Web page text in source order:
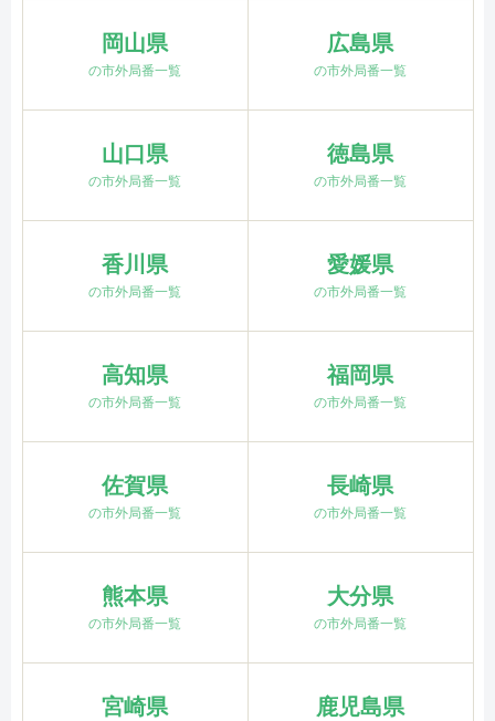
岡山県
の市外局番一覧
広島県
の市外局番一覧
山口県
の市外局番一覧
徳島県
の市外局番一覧
香川県
の市外局番一覧
愛媛県
の市外局番一覧
高知県
の市外局番一覧
福岡県
の市外局番一覧
佐賀県
の市外局番一覧
長崎県
の市外局番一覧
熊本県
の市外局番一覧
大分県
の市外局番一覧
宮崎県 鹿児島県